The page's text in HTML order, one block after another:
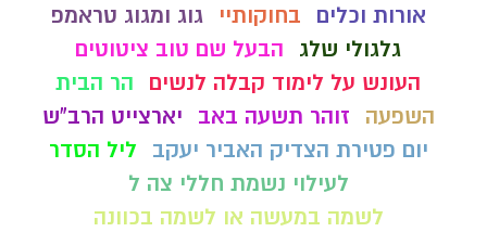
אורות וכלים בחוקותיי
גוג ומגוג טראמפ
גלגולי שלג
הבעל שם טוב ציטוטים
העונש על לימוד קבלה לנשים
הר הבית
השפעה
זוהר תשעה באב
יארצייט הרב"ש
יום פטירת הצדיק האביר יעקב
ליל הסדר
לעילוי נשמת חללי צה ל
לשמה במעשה או לשמה בכוונה